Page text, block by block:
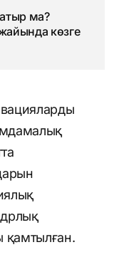
ма?
көзге
қамтылған.